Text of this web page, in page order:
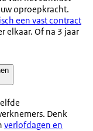
oproepkracht.
een vast contract
elkaar. Of na 3 jaar
Denk
verlofdagen en